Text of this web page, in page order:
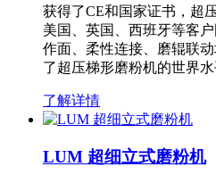
获得了CE和国家证书，超
美国、英国、西班牙等客
作面、柔性连接、磨辊联
了超压梯形磨粉机的世界
了解详情
LUM 超细立式磨粉机